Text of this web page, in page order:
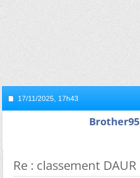
17/11/2025, 17h43
Brother95
Re : classement DAUR